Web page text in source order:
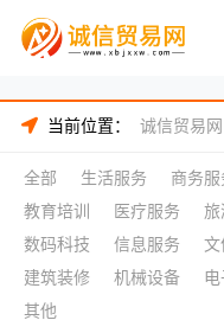
当前位置： 诚信贸易网
全部 生活服务 商务服
教育培训
医疗服务 旅
数码科技
信息服务 文
建筑装修
机械设备
其他